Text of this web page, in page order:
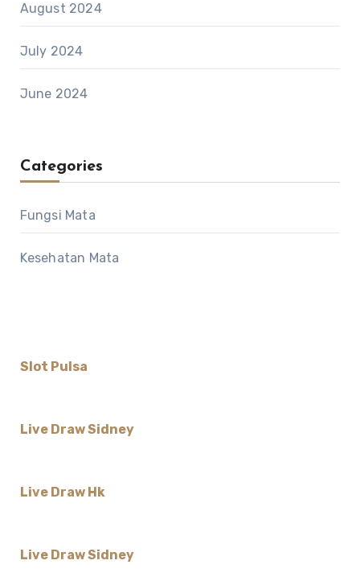
August 2024
July 2024
June 2024
Categories
Fungsi Mata
Kesehatan Mata
Slot Pulsa
Live Draw Sidney
Live Draw Hk
Live Draw Sidney